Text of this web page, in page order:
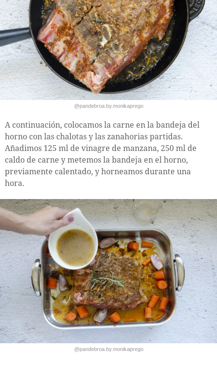
@pandebroa.by.monikaprego
A continuación, colocamos la carne en la bandeja del
horno con las chalotas y las zanahorias partidas.
Añadimos 125 ml de vinagre de manzana, 250 ml de
caldo de carne y metemos la bandeja en el horno,
previamente calentado, y horneamos durante una
hora.
@pandebroa.by.monikaprego